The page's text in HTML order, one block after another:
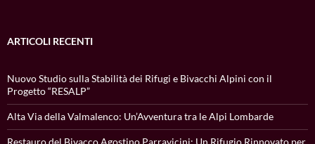
ARTICOLI RECENTI
Nuovo Studio sulla Stabilità dei Rifugi e Bivacchi Alpini con il
Progetto “RESALP”
Alta Via della Valmalenco: Un’Avventura tra le Alpi Lombarde